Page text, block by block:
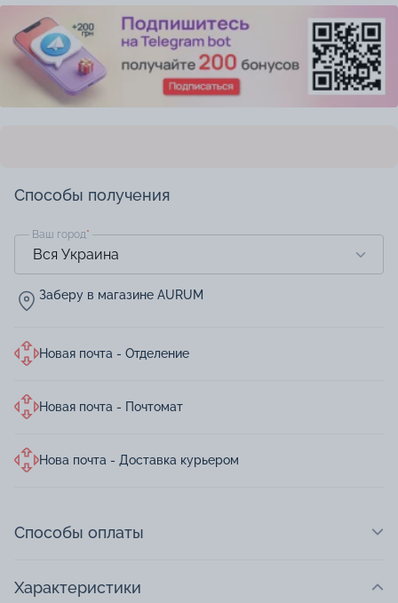
Способы получения
Ваш город*
Заберу в магазине AURUM
Новая почта - Отделение
Новая почта - Почтомат
Нова почта - Доставка курьером
Способы оплаты
Характеристики